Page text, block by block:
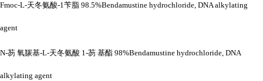
Fmoc-L-天冬氨酸-1苄脂 98.5%Bendamustine hydrochloride, DNA alkylating
agent
N-芴 氧羰基-L-天冬氨酸 1-芴 基酯 98%Bendamustine hydrochloride, DNA
alkylating agent